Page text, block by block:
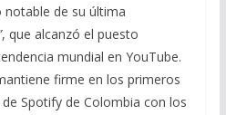
de su última
, que alcanzó el puesto
mundial en YouTube.
firme en los primeros
Spotify de Colombia con los